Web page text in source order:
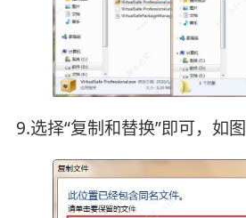
9.选择“复制和替换”即可，如图